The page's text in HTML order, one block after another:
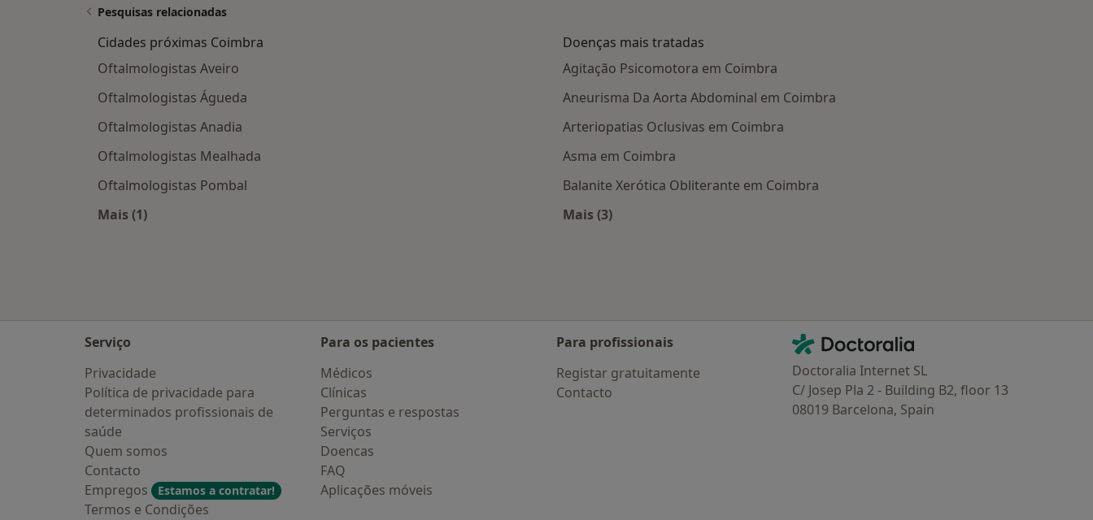
Pesquisas relacionadas
Cidades próximas Coimbra
Oftalmologistas Aveiro
Oftalmologistas Águeda
Oftalmologistas Anadia
Oftalmologistas Mealhada
Oftalmologistas Pombal
Mais (1)
Doenças mais tratadas
Agitação Psicomotora em Coimbra
Aneurisma Da Aorta Abdominal em Coimbra
Arteriopatias Oclusivas em Coimbra
Asma em Coimbra
Balanite Xerótica Obliterante em Coimbra
Mais (3)
Serviço
Privacidade
Política de privacidade para
determinados profissionais de
saúde
Quem somos
Contacto
Empregos
Estamos a contratar!
Termos e Condições
Para os pacientes
Médicos
Clínicas
Perguntas e respostas
Serviços
Doencas
FAQ
Aplicações móveis
Para profissionais
Registar gratuitamente
Contacto
Contacto
Doctoralia - Homepage
Doctoralia Internet SL
C/ Josep Pla 2 - Building B2, floor 13
08019 Barcelona, Spain